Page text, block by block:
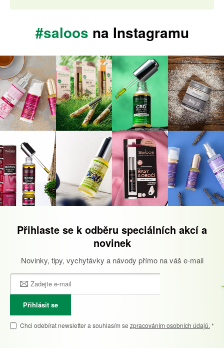
#saloos na Instagramu
Přihlaste se k odběru speciálních akcí a
novinek
Novinky, tipy, vychytávky a návody přímo na váš e-mail
Přihlásit se
Chci odebírat newsletter a souhlasím se zpracováním osobních údajů. *